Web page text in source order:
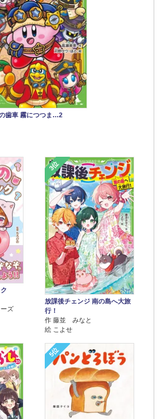
歯車 霧につつま…2
ズ
3位
放課後チェンジ 南の島へ大旅
行！
作 藤並 みなと
絵 こよせ
5位